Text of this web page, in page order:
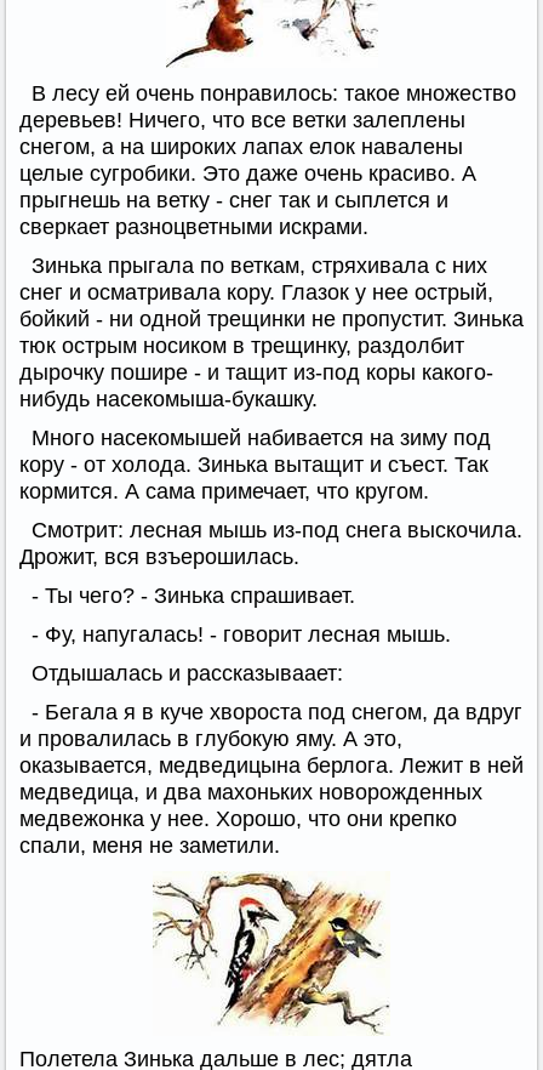
В лесу ей очень понравилось: такое множество
деревьев! Ничего, что все ветки залеплены
снегом, а на широких лапах елок навалены
целые сугробики. Это даже очень красиво. А
прыгнешь на ветку - снег так и сыплется и
сверкает разноцветными искрами.
Зинька прыгала по веткам, стряхивала с них
снег и осматривала кору. Глазок у нее острый,
бойкий - ни одной трещинки не пропустит. Зинька
тюк острым носиком в трещинку, раздолбит
дырочку пошире - и тащит из-под коры какого-
нибудь насекомыша-букашку.
Много насекомышей набивается на зиму под
кору - от холода. Зинька вытащит и съест. Так
кормится. А сама примечает, что кругом.
Смотрит: лесная мышь из-под снега выскочила.
Дрожит, вся взъерошилась.
- Ты чего? - Зинька спрашивает.
- Фу, напугалась! - говорит лесная мышь.
Отдышалась и рассказываает:
- Бегала я в куче хвороста под снегом, да вдруг
и провалилась в глубокую яму. А это,
оказывается, медведицына берлога. Лежит в ней
медведица, и два махоньких новорожденных
медвежонка у нее. Хорошо, что они крепко
спали, меня не заметили.
Полетела Зинька дальше в лес; дятла